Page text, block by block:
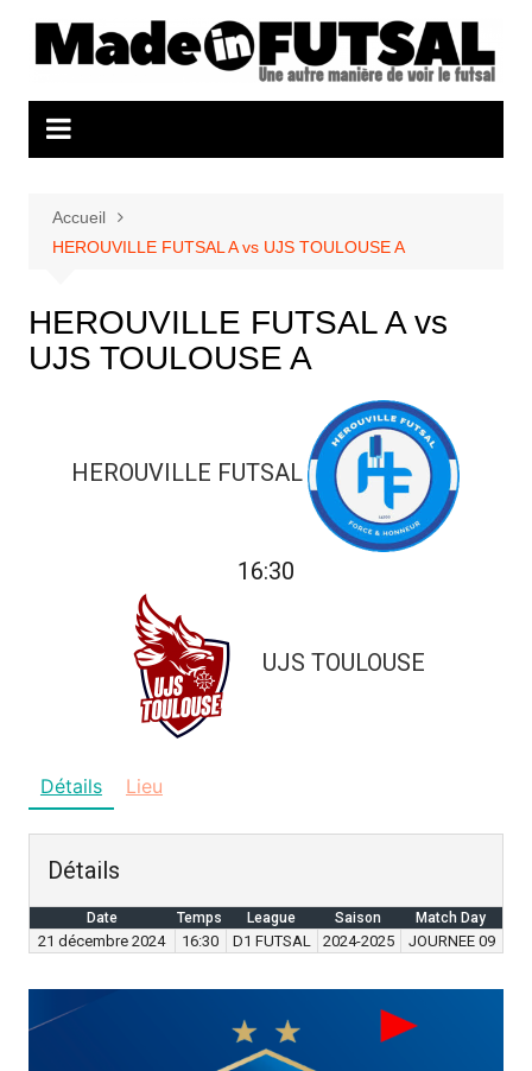
Accueil
HEROUVILLE FUTSAL A vs UJS TOULOUSE A
HEROUVILLE FUTSAL A vs
UJS TOULOUSE A
HEROUVILLE FUTSAL
16:30
UJS TOULOUSE
Détails Lieu
Détails
Date Temps League Saison Match Day
21 décembre 2024 16:30 D1 FUTSAL 2024-2025 JOURNEE 09